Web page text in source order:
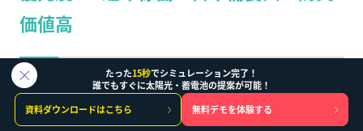
価値高
医療、消防、警察、上下水道、福祉、廃棄物処理、常時
稼働設備を持つ施設
です。自家消費とレジリエンスが両
たった15秒でシミュレーション完了！
誰でもすぐに太陽光・蓄電池の提案が可能！
資料ダウンロードはこちら
無料デモを体験する